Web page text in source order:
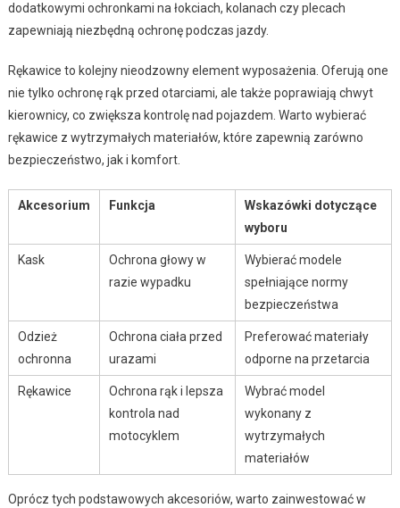
dodatkowymi ochronkami na łokciach, kolanach czy plecach
zapewniają niezbędną ochronę podczas jazdy.
Rękawice to kolejny nieodzowny element wyposażenia. Oferują one
nie tylko ochronę rąk przed otarciami, ale także poprawiają chwyt
kierownicy, co zwiększa kontrolę nad pojazdem. Warto wybierać
rękawice z wytrzymałych materiałów, które zapewnią zarówno
bezpieczeństwo, jak i komfort.
Akcesorium Funkcja
Wskazówki dotyczące
wyboru
Kask
Ochrona głowy w
razie wypadku
Wybierać modele
spełniające normy
bezpieczeństwa
Odzież
ochronna
Ochrona ciała przed
urazami
Preferować materiały
odporne na przetarcia
Rękawice
Ochrona rąk i lepsza
kontrola nad
motocyklem
Wybrać model
wykonany z
wytrzymałych
materiałów
Oprócz tych podstawowych akcesoriów, warto zainwestować w